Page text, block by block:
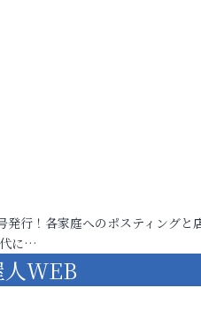
発行！各家庭へのポスティングと
に…
人WEB